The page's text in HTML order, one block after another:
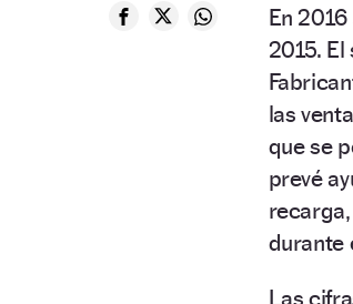
En
2015.
las
que se
prevé
durante
Las